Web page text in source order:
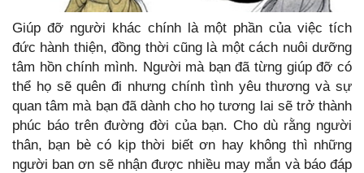
Giúp đỡ người khác chính là một phần của việc tích
đức hành thiện, đồng thời cũng là một cách nuôi dưỡng
tâm hồn chính mình. Người mà bạn đã từng giúp đỡ có
thể họ sẽ quên đi nhưng chính tình yêu thương và sự
quan tâm mà bạn đã dành cho họ tương lai sẽ trở thành
phúc báo trên đường đời của bạn. Cho dù rằng người
thân, bạn bè có kịp thời biết ơn hay không thì những
người ban ơn sẽ nhận được nhiều may mắn và báo đáp